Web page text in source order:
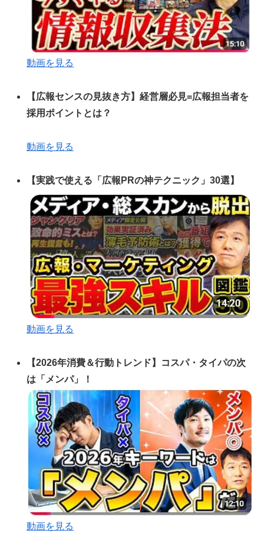
動画を見る
【広報センスの見抜き方】経営層必見=広報担当者を
採用ポイントとは？
動画を見る
【実践で使える「広報PRの神テクニック」30選】
動画を見る
【2026年消費＆行動トレンド】コスパ・タイパの次
は「メンパ」！
動画を見る